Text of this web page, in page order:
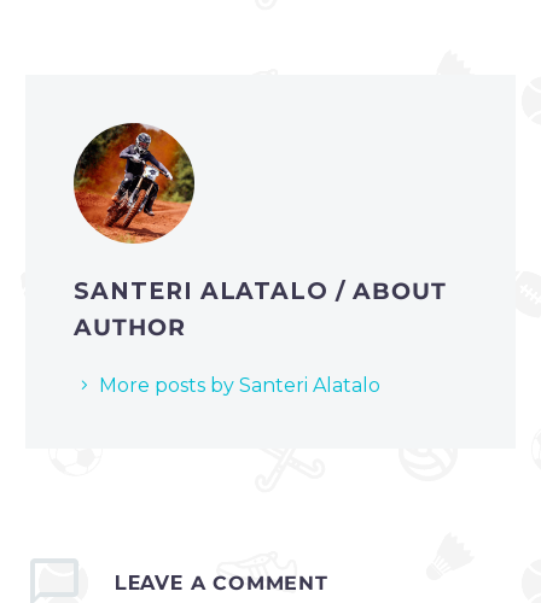
SANTERI ALATALO/ ABOUT
AUTHOR
More posts by Santeri Alatalo
LEAVE A COMMENT